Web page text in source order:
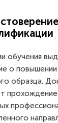
обучения
о повышении
образца.